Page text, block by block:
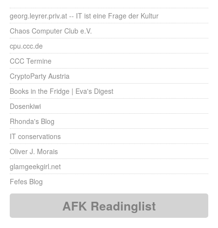
georg.leyrer.priv.at -- IT ist eine Frage der Kultur
Chaos Computer Club e.V.
cpu.ccc.de
CCC Termine
CryptoParty Austria
Books in the Fridge | Eva's Digest
Dosenkiwi
Rhonda's Blog
IT conservations
Oliver J. Morais
glamgeekgirl.net
Fefes Blog
AFK Readinglist